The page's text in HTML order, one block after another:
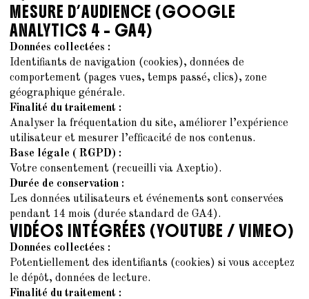
MESURE D’AUDIENCE (GOOGLE
ANALYTICS 4 – GA4)
Données collectées :
Identifiants de navigation (cookies), données de
comportement (pages vues, temps passé, clics), zone
géographique générale.
Finalité du traitement :
Analyser la fréquentation du site, améliorer l’expérience
utilisateur et mesurer l’efficacité de nos contenus.
Base légale ( RGPD) :
Votre consentement (recueilli via Axeptio).
Durée de conservation :
Les données utilisateurs et événements sont conservées
pendant 14 mois (durée standard de GA4).
VIDÉOS INTÉGRÉES (YOUTUBE / VIMEO)
Données collectées :
Potentiellement des identifiants (cookies) si vous acceptez
le dépôt, données de lecture.
Finalité du traitement :